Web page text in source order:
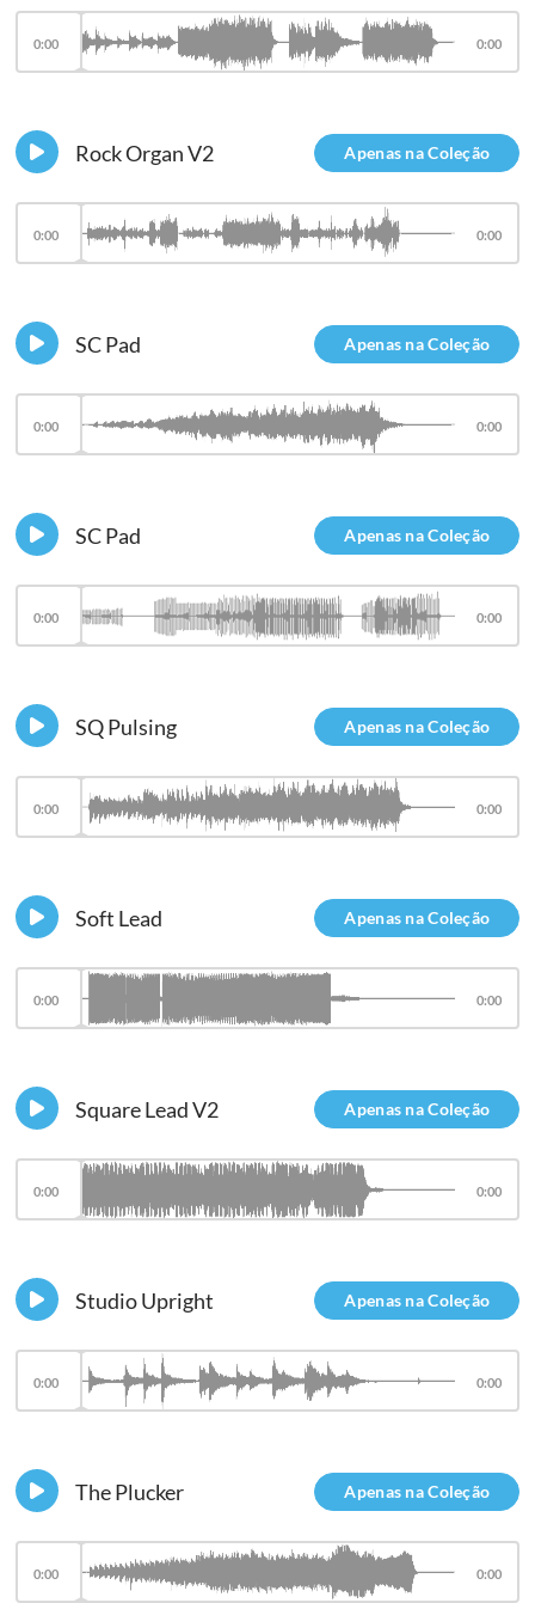
0:00 0:00
Apenas na Coleção
Rock Organ V2
0:00 0:00
Apenas na Coleção
SC Pad
0:00 0:00
Apenas na Coleção
SC Pad
0:00 0:00
Apenas na Coleção
SQ Pulsing
0:00 0:00
Apenas na Coleção
Soft Lead
0:00 0:00
Apenas na Coleção
Square Lead V2
0:00 0:00
Apenas na Coleção
Studio Upright
0:00 0:00
Apenas na Coleção
The Plucker
0:00 0:00